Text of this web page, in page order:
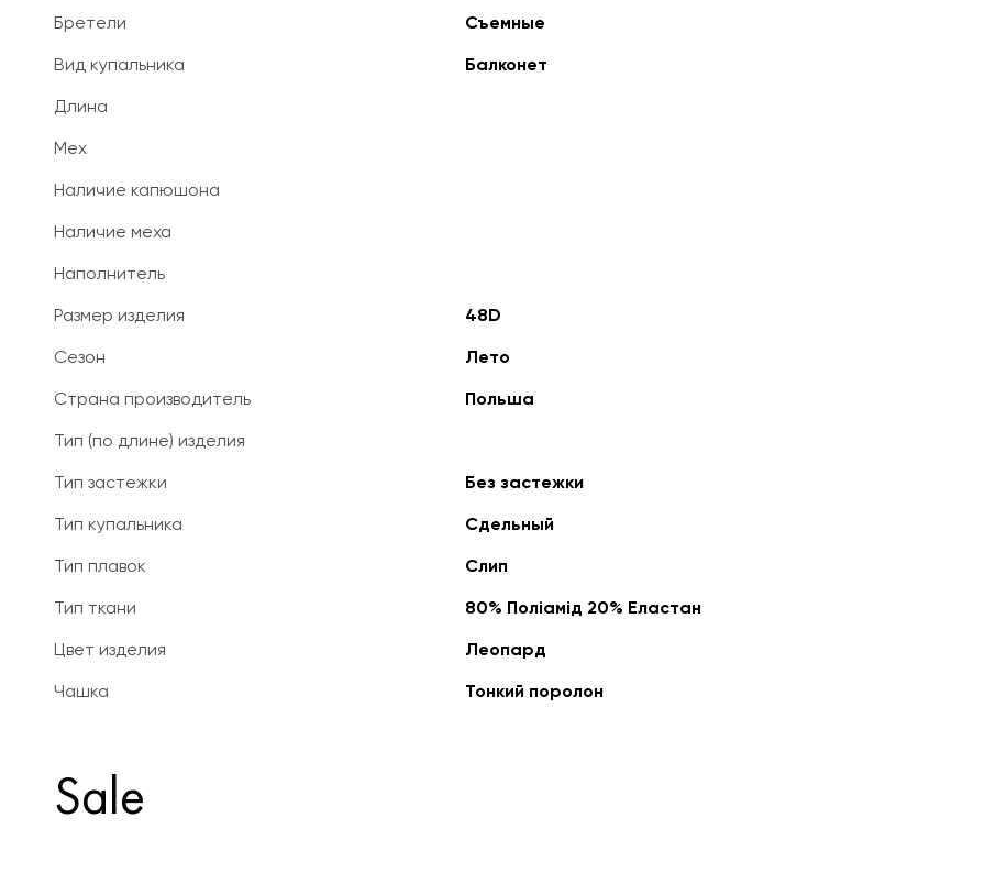
Бретели
Съемные
Вид купальника
Балконет
Длина
Мех
Наличие капюшона
Наличие меха
Наполнитель
Размер изделия
48D
Сезон
Лето
Страна производитель
Польша
Тип (по длине) изделия
Тип застежки
Без застежки
Тип купальника
Сдельный
Тип плавок
Слип
Тип ткани
80% Поліамід 20% Еластан
Цвет изделия
Леопард
Чашка
Тонкий поролон
Sale